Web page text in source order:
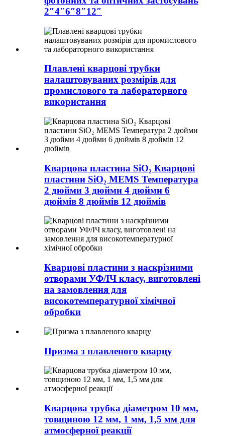
2″4″6″8″12″
Плавлені кварцові трубки
налаштовуваних розмірів для
промислового та лабораторного
використання
Кварцова пластина SiO₂ Кварцові
пластини SiO₂ MEMS Температура
2 дюйми 3 дюйми 4 дюйми 6
дюймів 8 дюймів 12 дюймів
Кварцові пластини з наскрізними
отворами УФ/ІЧ класу, виготовлені
на замовлення для
високотемпературної хімічної
обробки
Призма з плавленого кварцу
Кварцова трубка діаметром 10 мм,
товщиною 12 мм, 1 мм, 1,5 мм для
атмосферної реакції